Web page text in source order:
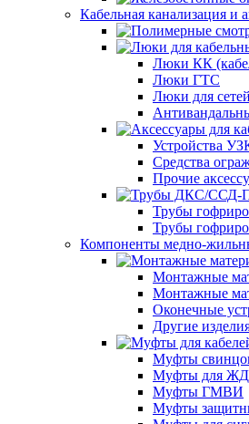
Кабельная канализация и
Люки КК
Люки ГТС
Люки для
Устройства
Средства
Прочие
Трубы
Трубы
Компоненты медно-
Монтажные
Монтажные
Оконечные
Другие
Муфты
Муфты для ЖД
Муфты ГМВИ
Муфты